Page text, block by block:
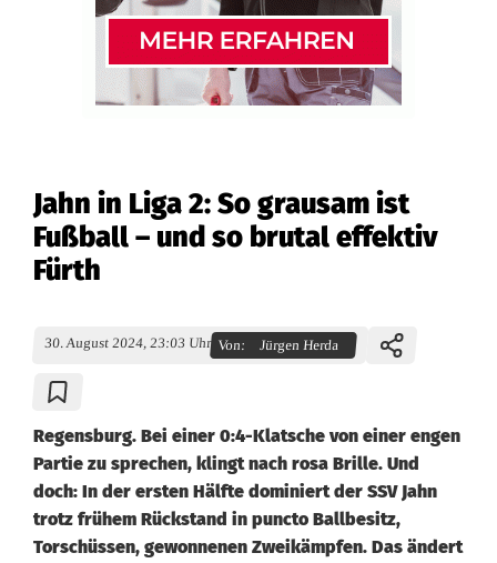
Jahn in Liga 2: So grausam ist
Fußball – und so brutal effektiv
Fürth
30. August 2024, 23:03 Uhr Von: Jürgen Herda
Regensburg. Bei einer 0:4-Klatsche von einer engen
Partie zu sprechen, klingt nach rosa Brille. Und
doch: In der ersten Hälfte dominiert der SSV Jahn
trotz frühem Rückstand in puncto Ballbesitz,
Torschüssen, gewonnenen Zweikämpfen. Das ändert